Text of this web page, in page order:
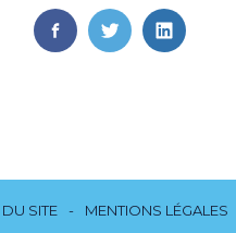
FaceBook
TwitterLinkedIn
SITE MENTIONS LÉGALES